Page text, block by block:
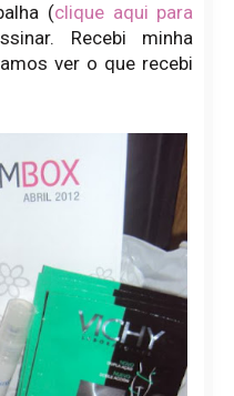
(clique aqui para
Recebi minha
ver o que recebi